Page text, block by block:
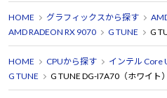
HOME グラフィックスから探す
AMD RADEON RX 9070
G TUNE G
HOME CPUから探す インテル Core
G TUNE
G TUNE DG-I7A70（ホワイト）